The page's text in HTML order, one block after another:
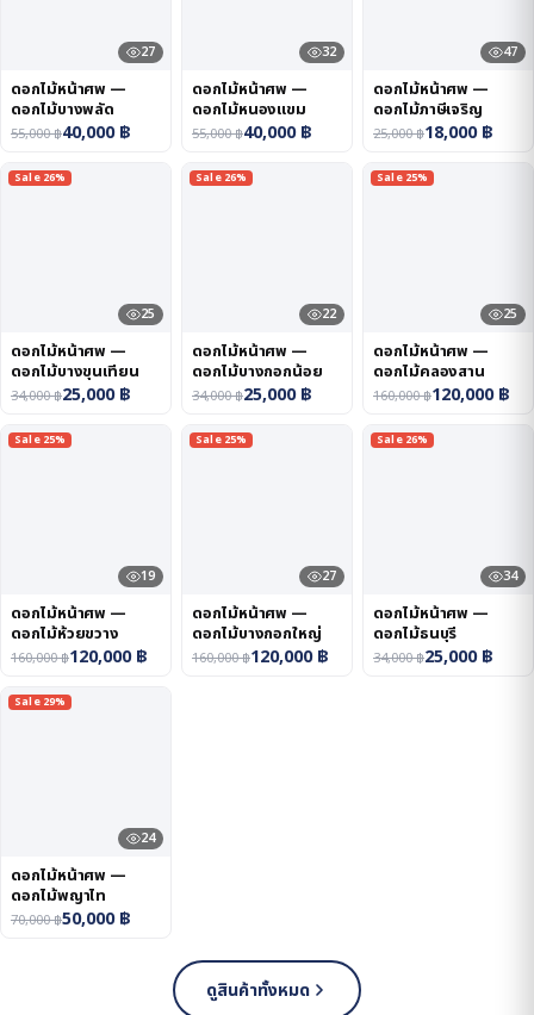
27
ดอกไม้หน้าศพ —
ดอกไม้บางพลัด
55,000฿40,000฿
32
ดอกไม้หน้าศพ —
ดอกไม้หนองแขม
55,000฿40,000฿
47
ดอกไม้หน้าศพ —
ดอกไม้ภาษีเจริญ
25,000฿18,000฿
Sale 26%
25
ดอกไม้หน้าศพ —
ดอกไม้บางขุนเทียน
34,000฿25,000฿
Sale 26%
22
ดอกไม้หน้าศพ —
ดอกไม้บางกอกน้อย
34,000฿25,000฿
Sale 25%
25
ดอกไม้หน้าศพ —
ดอกไม้คลองสาน
160,000฿120,000฿
Sale 25%
19
ดอกไม้หน้าศพ —
ดอกไม้ห้วยขวาง
160,000฿120,000฿
Sale 25%
27
ดอกไม้หน้าศพ —
ดอกไม้บางกอกใหญ่
160,000฿120,000฿
Sale 26%
34
ดอกไม้หน้าศพ —
ดอกไม้ธนบุรี
34,000฿25,000฿
Sale 29%
24
ดอกไม้หน้าศพ —
ดอกไม้พญาไท
70,000฿50,000฿
ดูสินค้าทั้งหมด